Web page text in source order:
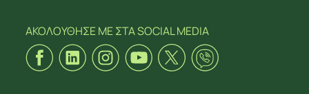
ΑΚΟΛΟΥΘΗΣΕ ΜΕΣΤΑ SOCIAL MEDIA